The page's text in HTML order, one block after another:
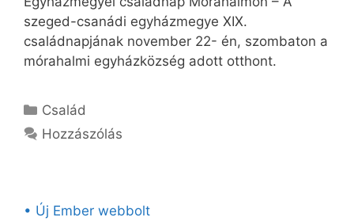
szeged-csanádi egyházmegye XIX.
családnapjának november 22- én, szombaton a
mórahalmi egyházközség adott otthont.
Kategória
Család
Hozzászólás
• Új Ember webbolt